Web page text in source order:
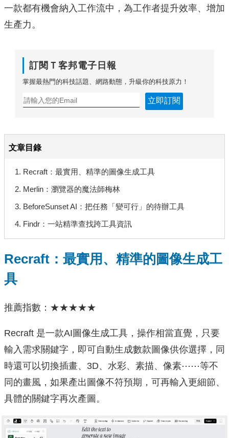
一款都有機會納入工作流中，為工作者提升效率、增加
生產力。
訂閱Ｔ客邦電子日報
掌握最熱門的科技話題、網路動態，升級你的科技原力！
立即訂閱
文章目錄
1. Recraft：最實用、精準的圖像生成工具
2. Merlin：瀏覽器的魔法師梅林
3. BeforeSunset AI：把任務「變可行」的待辦工具
4. Findr：一站精準查找跨工具資訊
Recraft：最實用、精準的圖像生成工
具
推薦指數：★★★★★
Recraft 是一款AI圖像生成工具，操作相當直覺，只要
輸入需求關鍵字，即可自動生成數款圖像供你選擇，同
時還可以切換插畫、3D、水彩、素描、像素⋯⋯等不
同的畫風，如果產出圖像不符預期，可再輸入更細節、
具體的關鍵字再次產圖。